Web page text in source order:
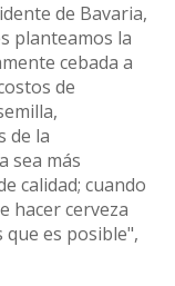
de Bavaria,
planteamos la
cebada a
de
de la
sea más
calidad; cuando
hacer cerveza
que es posible",